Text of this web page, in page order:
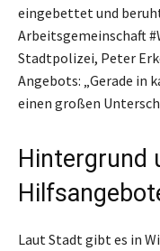
eingebettet und
Arbeitsgemeinschaft
Stadtpolizei, Peter
Angebots: „Gerade in
einen großen
Hintergrund
Laut Stadt gibt es in